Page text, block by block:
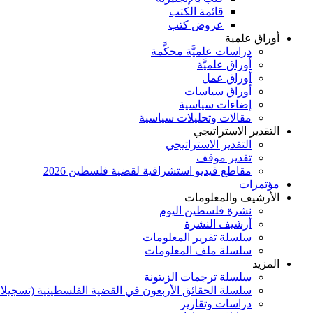
قائمة الكتب
عروض كتب
أوراق علمية
دراسات علميَّة محكَّمة
أوراق علميَّة
أوراق عمل
أوراق سياسات
إضاءات سياسية
مقالات وتحليلات سياسية
التقدير الاستراتيجي
التقدير الاستراتيجي
تقدير موقف
مقاطع فيديو استشرافية لقضية فلسطين 2026
مؤتمرات
الأرشيف والمعلومات
نشرة فلسطين اليوم
أرشيف النشرة
سلسلة تقرير المعلومات
سلسلة ملف المعلومات
المزيد
سلسلة ترجمات الزيتونة
سلسلة الحقائق الأربعون في القضية الفلسطينية
دراسات وتقارير